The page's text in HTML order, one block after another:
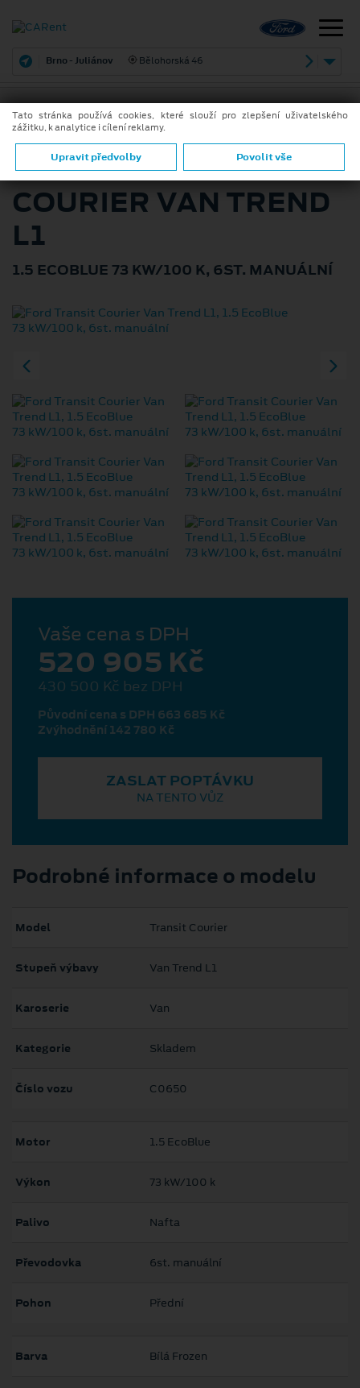
Brno - Juliánov Bělohorská 46
FORD TRANSIT
COURIER VAN TREND
L1
1.5 ECOBLUE 73 KW/100 K, 6ST. MANUÁLNÍ
Vaše cena s DPH
520 905 Kč
430 500 Kč bez DPH
Původní cena s DPH 663 685 Kč
Zvýhodnění 142 780 Kč
ZASLAT POPTÁVKU
NA TENTO VŮZ
Podrobné informace o modelu
Model Transit Courier
Stupeň výbavy Van Trend L1
Karoserie Van
Kategorie Skladem
Číslo vozu C0650
Motor 1.5 EcoBlue
Výkon 73 kW/100 k
Palivo Nafta
Převodovka 6st. manuální
Pohon Přední
Barva Bílá Frozen
Tato stránka používá cookies, které slouží pro zlepšení uživatelského
zážitku, k analytice i cílení reklamy.
Upravit předvolby Povolit vše